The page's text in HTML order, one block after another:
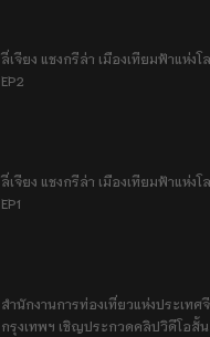
ลี่เจียง แชงกรีล่า เมืองเทียมฟ้าแห่ง
EP2
ลี่เจียง แชงกรีล่า เมืองเทียมฟ้าแห่ง
EP1
สำนักงานการท่องเที่ยวแห่งประเทศ
กรุงเทพฯ เชิญประกวดคลิปวิดีโอสั้น